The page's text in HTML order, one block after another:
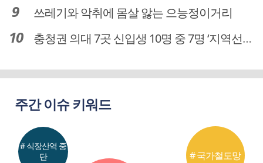
쓰레기와 악취에 몸살 앓는 으능정이거리
충청권 의대 7곳 신입생 10명 중 7명 ‘지역선발’… 대전도 69.7%
주간 이슈 키워드
# 국가철도망
# 식장산역 중
단